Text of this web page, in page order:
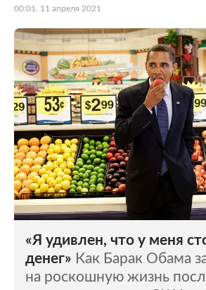
Экономика
Наука и техника Спорт
Культура
Ценности
Из жизни
Забота о себе Авто
00:01, 11 апреля 2021
«Я удивлен, что у меня
денег» Как Барак Обама
на роскошную жизнь